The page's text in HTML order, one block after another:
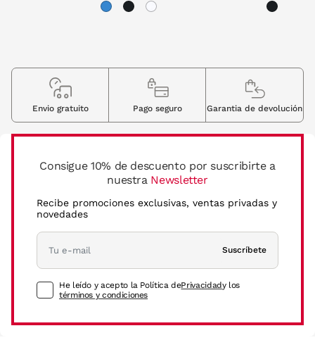
Consigue 10% de descuento por suscribirte a
nuestra Newsletter
Recibe promociones exclusivas, ventas privadas y
novedades
Suscríbete
He leído y acepto la Política dePrivacidady los
términos y condiciones
Envio gratuito Pago seguro Garantia de devolución